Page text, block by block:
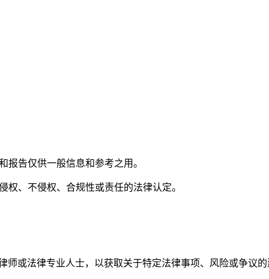
报告仅供一般信息和参考之用。
权、不侵权、合规性或责任的法律认定。
或法律专业人士，以获取关于特定法律事项、风险或争议